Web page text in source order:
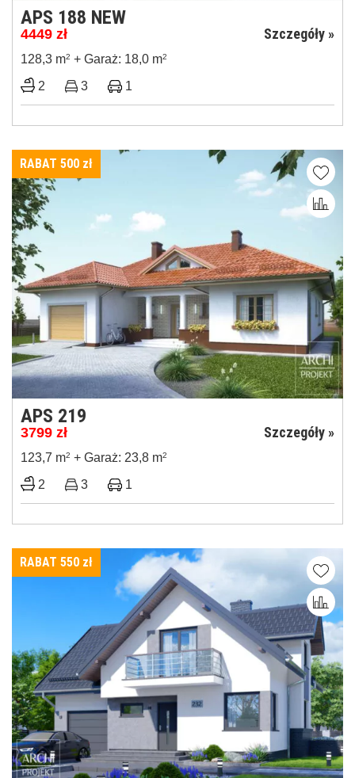
APS 188 NEW
4449 zł Szczegóły »
128,3 m2 + Garaż: 18,0 m2
2 3 1
RABAT 500 zł
APS 219
3799 zł Szczegóły »
123,7 m2 + Garaż: 23,8 m2
2 3 1
RABAT 550 zł